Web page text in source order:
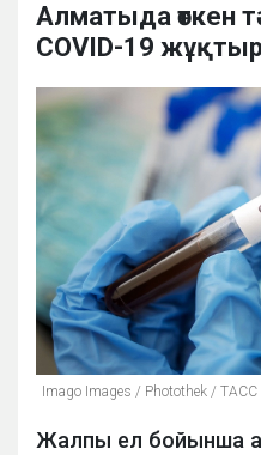
Алматыда өткен
COVID-19
Imago Images / Photothek / ТАСС
Жалпы ел бойынша